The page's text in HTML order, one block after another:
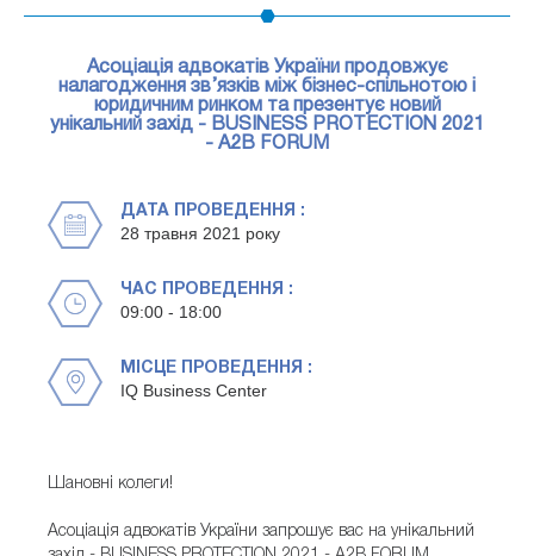
Асоціація адвокатів України продовжує
налагодження зв’язків між бізнес-спільнотою і
юридичним ринком та презентує новий
унікальний захід - BUSINESS PROTECTION 2021
- A2B FORUM
ДАТА ПРОВЕДЕННЯ :
28 травня 2021 року
ЧАС ПРОВЕДЕННЯ :
09:00 - 18:00
МІСЦЕ ПРОВЕДЕННЯ :
IQ Business Center
Шановні колеги!
Асоціація адвокатів України запрошує вас на унікальний